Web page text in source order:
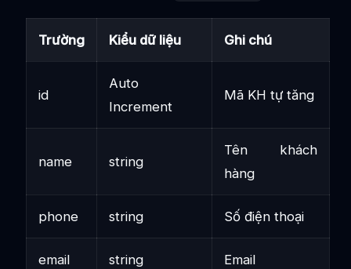
Trường Kiểu dữ liệu Ghi chú
id
Auto
Increment
Mã KH tự tăng
name string
Tên khách
hàng
phone string Số điện thoại
email string Email